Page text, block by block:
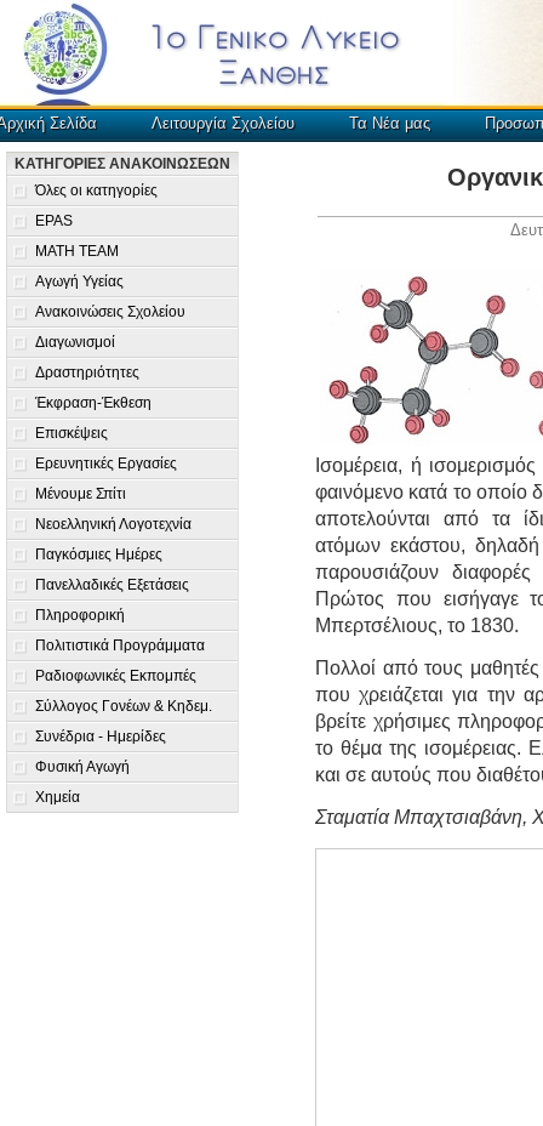
Σελίδα Λειτουργία Σχολείου Τα Νέα μας
ΚΑΤΗΓΟΡΙΕΣ ΑΝΑΚΟΙΝΩΣΕΩΝ
Όλες οι κατηγορίες
EPAS
MATH TEAM
Αγωγή Υγείας
Ανακοινώσεις Σχολείου
Διαγωνισμοί
Δραστηριότητες
Έκφραση-Έκθεση
Επισκέψεις
Ερευνητικές Εργασίες
Μένουμε Σπίτι
Νεοελληνική Λογοτεχνία
Παγκόσμιες Ημέρες
Πανελλαδικές Εξετάσεις
Πληροφορική
Πολιτιστικά Προγράμματα
Ραδιοφωνικές Εκπομπές
Σύλλογος Γονέων & Κηδεμ.
Συνέδρια - Ημερίδες
Φυσική Αγωγή
Χημεία
Ισομέρεια, ή
φαινόμενο κατά το οποίο
αποτελούνται από τα
ατόμων εκάστου, δηλαδή
παρουσιάζουν διαφορές
Πρώτος που εισήγαγε
Μπερτσέλιους, το 1830.
Πολλοί από τους
που χρειάζεται για την
βρείτε χρήσιμες
το θέμα της ισομέρειας.
και σε αυτούς που
Σταματία Μπαχτσιαβάνη,